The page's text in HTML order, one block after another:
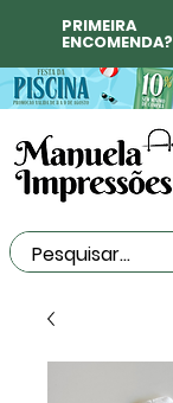
PRIMEIRA
ENCOMENDA?